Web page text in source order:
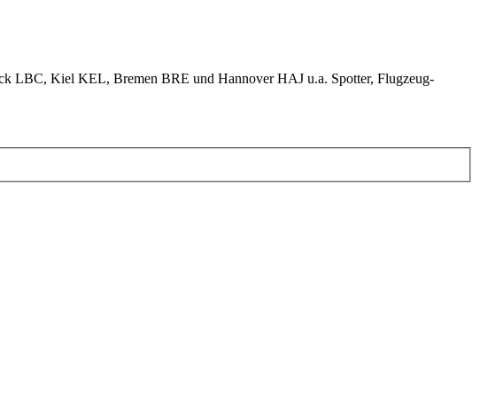
LBC, Kiel KEL, Bremen BRE und Hannover HAJ u.a. Spotter, Flugzeug-